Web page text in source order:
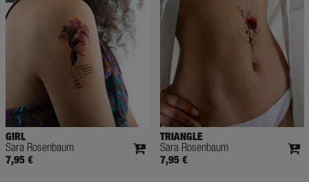
GIRL
Sara Rosenbaum
7,95 €
TRIANGLE
Sara Rosenbaum
7,95 €